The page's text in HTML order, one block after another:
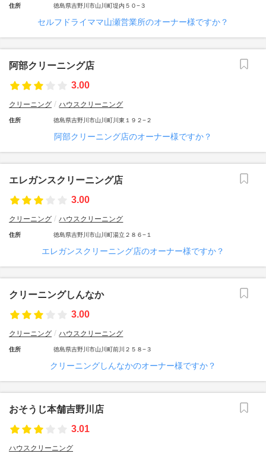
住所 徳島県吉野川市山川町堤内５０−３
セルフドライママ山瀬営業所のオーナー様ですか？
阿部クリーニング店
3.00
クリーニング ハウスクリーニング
住所 徳島県吉野川市山川町川東１９２−２
阿部クリーニング店のオーナー様ですか？
エレガンスクリーニング店
3.00
クリーニング ハウスクリーニング
住所 徳島県吉野川市山川町湯立２８６−１
エレガンスクリーニング店のオーナー様ですか？
クリーニングしんなか
3.00
クリーニング ハウスクリーニング
住所 徳島県吉野川市山川町前川２５８−３
クリーニングしんなかのオーナー様ですか？
おそうじ本舗吉野川店
3.01
ハウスクリーニング